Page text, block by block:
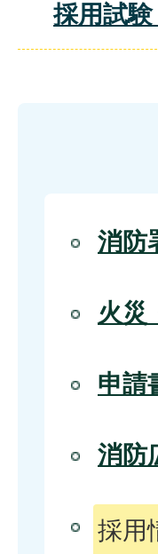
採用試験
消防
火災
申請
消防
採用